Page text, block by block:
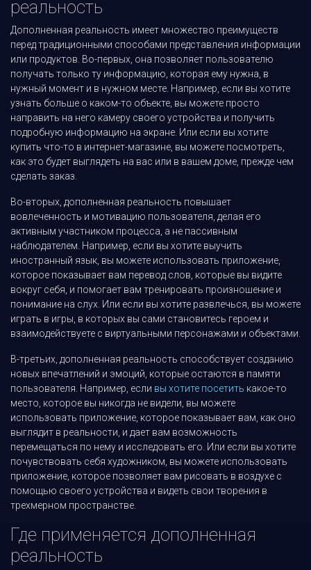
реальность
Дополненная реальность имеет множество преимуществ
перед традиционными способами представления информации
или продуктов. Во-первых, она позволяет пользователю
получать только ту информацию, которая ему нужна, в
нужный момент и в нужном месте. Например, если вы хотите
узнать больше о каком-то объекте, вы можете просто
направить на него камеру своего устройства и получить
подробную информацию на экране. Или если вы хотите
купить что-то в интернет-магазине, вы можете посмотреть,
как это будет выглядеть на вас или в вашем доме, прежде чем
сделать заказ.
Во-вторых, дополненная реальность повышает
вовлеченность и мотивацию пользователя, делая его
активным участником процесса, а не пассивным
наблюдателем. Например, если вы хотите выучить
иностранный язык, вы можете использовать приложение,
которое показывает вам перевод слов, которые вы видите
вокруг себя, и помогает вам тренировать произношение и
понимание на слух. Или если вы хотите развлечься, вы можете
играть в игры, в которых вы сами становитесь героем и
взаимодействуете с виртуальными персонажами и объектами.
В-третьих, дополненная реальность способствует созданию
новых впечатлений и эмоций, которые остаются в памяти
пользователя. Например, если вы хотите посетить какое-то
место, которое вы никогда не видели, вы можете
использовать приложение, которое показывает вам, как оно
выглядит в реальности, и дает вам возможность
перемещаться по нему и исследовать его. Или если вы хотите
почувствовать себя художником, вы можете использовать
приложение, которое позволяет вам рисовать в воздухе с
помощью своего устройства и видеть свои творения в
трехмерном пространстве.
Где применяется дополненная
реальность